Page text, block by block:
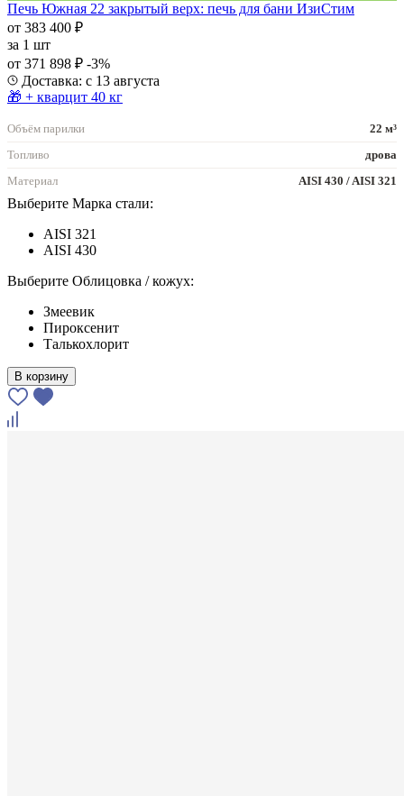
Печь Южная 22 закрытый верх: печь для бани ИзиСтим
от 383 400 ₽
за 1 шт
от 371 898 ₽ -3%
Доставка: с 13 августа
🎁 + кварцит 40 кг
Объём парилки
22 м³
Топливо
дрова
Материал
AISI 430 / AISI 321
Выберите Марка стали:
AISI 321
AISI 430
Выберите Облицовка / кожух:
Змеевик
Пироксенит
Талькохлорит
В корзину